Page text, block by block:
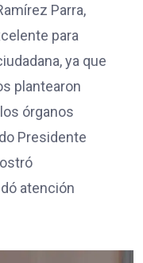
Parra,
para
ya que
plantearon
órganos
Presidente
atención